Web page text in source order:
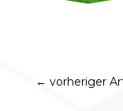
← vorheriger